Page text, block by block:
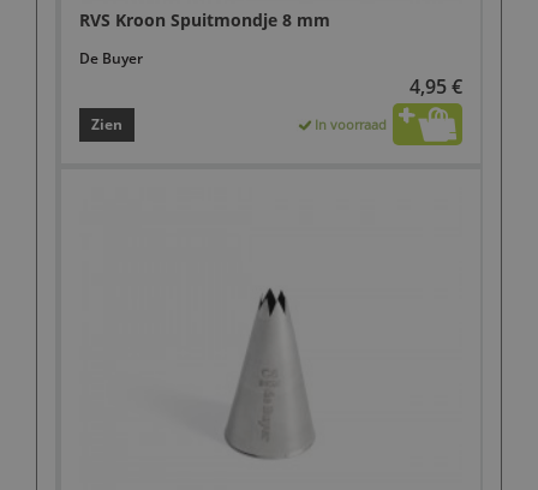
RVS Kroon Spuitmondje 8 mm
De Buyer
4,95 €
Zien In voorraad